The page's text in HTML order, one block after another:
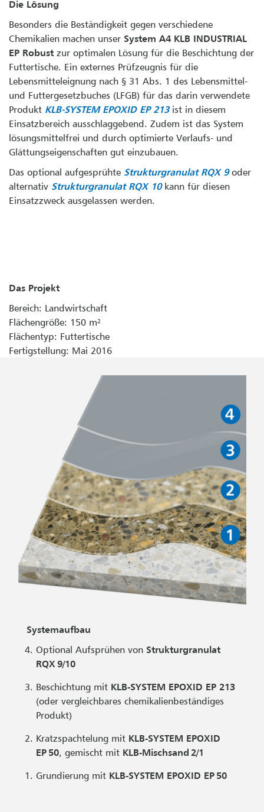
Die Lösung
Besonders die Beständigkeit gegen verschiedene
Chemikalien machen unser System A4 KLB INDUSTRIAL
EP Robust zur optimalen Lösung für die Beschichtung der
Futtertische. Ein externes Prüfzeugnis für die
Lebensmitteleignung nach § 31 Abs. 1 des Lebensmittel-
und Futtergesetzbuches (LFGB) für das darin verwendete
Produkt KLB-SYSTEM EPOXID EP 213ist in diesem
Einsatzbereich ausschlaggebend. Zudem ist das System
lösungsmittelfrei und durch optimierte Verlaufs- und
Glättungseigenschaften gut einzubauen.
Das optional aufgesprühte Strukturgranulat RQX 9oder
alternativ Strukturgranulat RQX 10kann für diesen
Einsatzzweck ausgelassen werden.
Das Projekt
Bereich: Landwirtschaft
Flächengröße: 150 m²
Flächentyp: Futtertische
Fertigstellung: Mai 2016
Systemaufbau
Optional Aufsprühen von Strukturgranulat
RQX 9/10
Beschichtung mit KLB-SYSTEM EPOXID EP 213
(oder vergleichbares chemikalienbeständiges
Produkt)
Kratzspachtelung mit KLB-SYSTEM EPOXID
EP 50, gemischt mit KLB-Mischsand 2/1
Grundierung mit KLB-SYSTEM EPOXID EP 50